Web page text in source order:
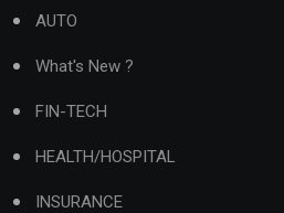
AUTO
What's New ?
FIN-TECH
HEALTH/HOSPITAL
INSURANCE